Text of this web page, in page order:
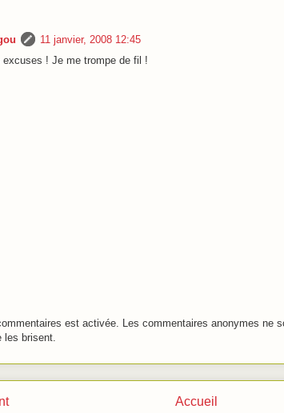
11 janvier, 2008 12:45
excuses ! Je me trompe de fil !
est activée. Les commentaires anonymes ne
les brisent.
Accueil